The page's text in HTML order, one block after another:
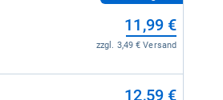
11,99 €
zzgl. 3,49 € Versand
12,59 €